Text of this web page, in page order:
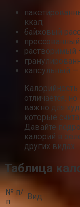
ккал;
байховый
растворимый
капсульный —
отличается,
важно для
которые
Давайте
калорий в
других видах.
Таблица
№ п/
п
Вид